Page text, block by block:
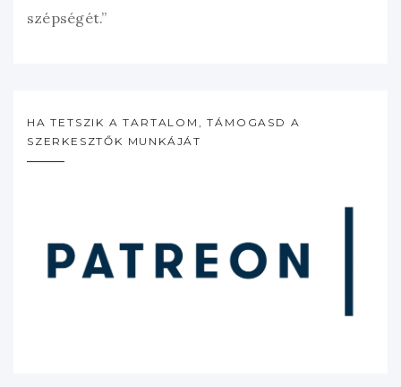
szépségét.”
HA TETSZIK A TARTALOM, TÁMOGASD A
SZERKESZTŐK MUNKÁJÁT